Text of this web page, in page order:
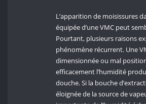
L’apparition de moisissures
équipée d’une VMC peut
Pourtant, plusieurs raisons
phénomène récurrent. Une
dimensionnée ou mal
efficacement l’humidité
douche. Si la bouche
éloignée de la source de